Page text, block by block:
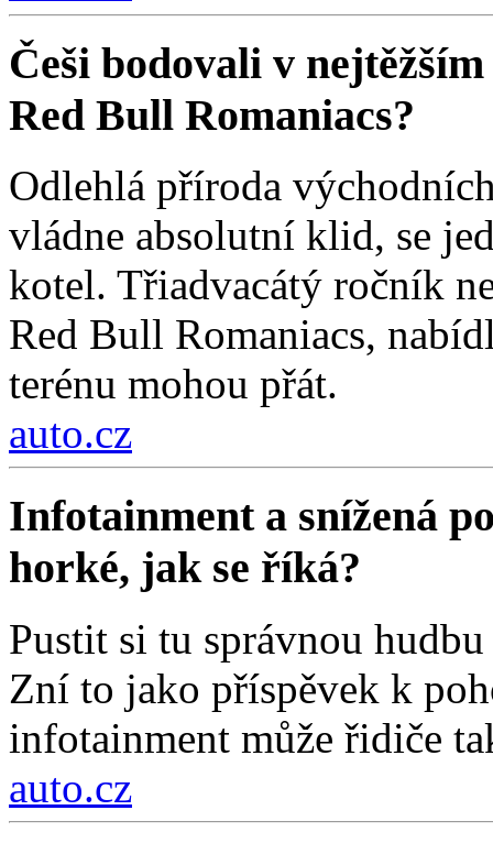
Češi bodovali v
Red Bull Romaniacs?
Odlehlá příroda
vládne absolutní klid, se
kotel. Třiadvacátý ročník
Red Bull Romaniacs,
terénu mohou přát.
auto.cz
Infotainment a snížená
horké, jak se říká?
Pustit si tu správnou
Zní to jako příspěvek k
infotainment může řidiče
auto.cz